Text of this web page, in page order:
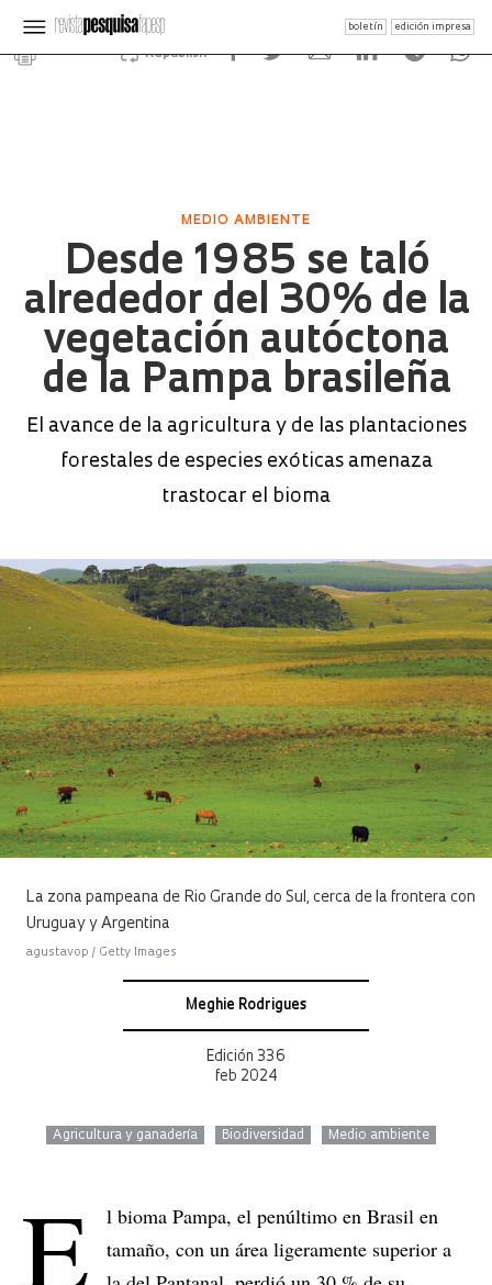
boletín edición impresa
Republish
MEDIO AMBIENTE
Desde 1985 se taló
alrededor del 30% de la
vegetación autóctona
de la Pampa brasileña
El avance de la agricultura y de las plantaciones
forestales de especies exóticas amenaza
trastocar el bioma
La zona pampeana de Rio Grande do Sul, cerca de la frontera con
Uruguay y Argentina
agustavop / Getty Images
Meghie Rodrigues
Edición 336
feb 2024
Agricultura y ganadería Biodiversidad Medio ambiente
E
l bioma Pampa, el penúltimo en Brasil en
tamaño, con un área ligeramente superior a